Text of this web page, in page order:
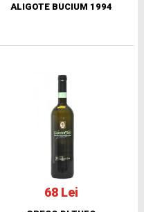
ALIGOTE BUCIUM 1994
68 Lei